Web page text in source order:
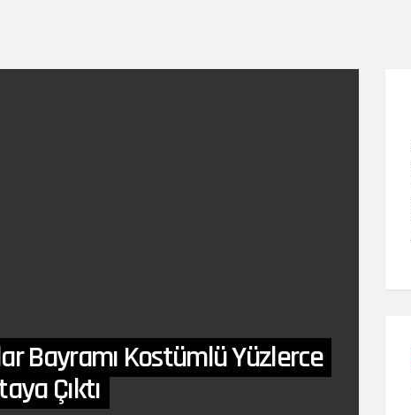
Bayramı Kostümlü Yüzlerce
Çıktı